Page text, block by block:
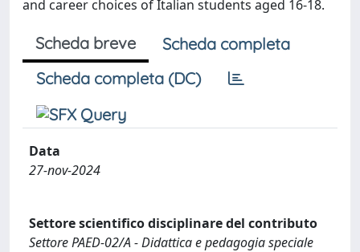
and career choices of Italian students aged 16-18.
Scheda breve
Scheda completa
Scheda completa (DC)
Data
27-nov-2024
Settore scientifico disciplinare del contributo
Settore PAED-02/A - Didattica e pedagogia speciale